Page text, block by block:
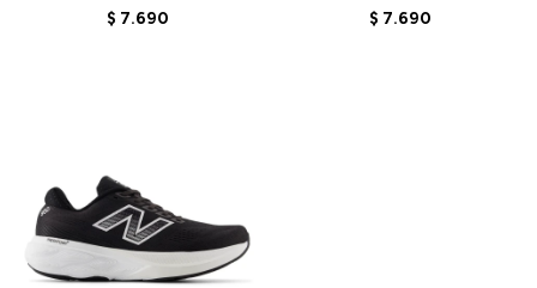
M8801MJ - BLUE
$ 7.690
M8806JU - GREEN
$ 7.690